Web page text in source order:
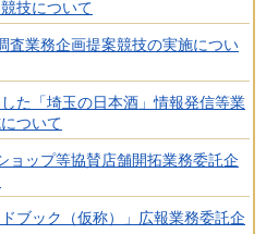
技について
査業務企画提案競技の実施につい
た「埼玉の日本酒」情報発信等業
ついて
ョップ等協賛店舗開拓業務委託企
ブック（仮称）」広報業務委託企